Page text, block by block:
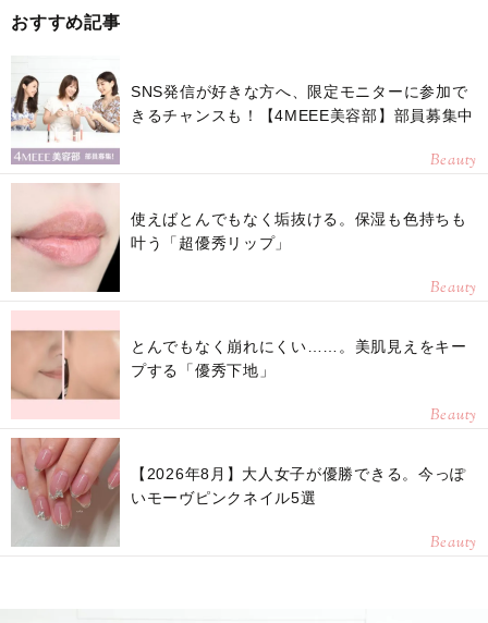
おすすめ記事
SNS発信が好きな方へ、限定モニターに参加で
きるチャンスも！【4MEEE美容部】部員募集中
Beauty
使えばとんでもなく垢抜ける。保湿も色持ちも
叶う「超優秀リップ」
Beauty
とんでもなく崩れにくい……。美肌見えをキー
プする「優秀下地」
Beauty
【2026年8月】大人女子が優勝できる。今っぽ
いモーヴピンクネイル5選
Beauty